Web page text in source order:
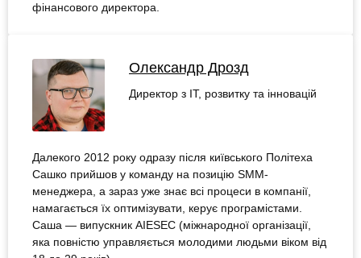
фінансового директора.
Олександр Дрозд
Директор з IT, розвитку та інновацій
Далекого 2012 року одразу після київського Політеха
Сашко прийшов у команду на позицію SMM-
менеджера, а зараз уже знає всі процеси в компанії,
намагається їх оптимізувати, керує програмістами.
Саша — випускник AIESEC (міжнародної організації,
яка повністю управляється молодими людьми віком від